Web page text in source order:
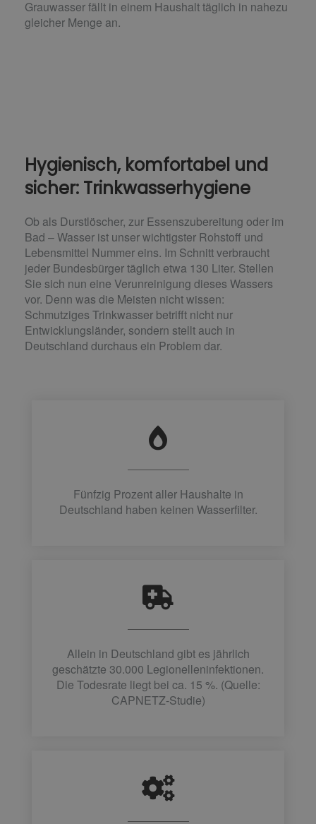
Grauwasser fällt in einem Haushalt täglich in nahezu
gleicher Menge an.
Hygienisch, komfortabel und
sicher: Trinkwasserhygiene
Ob als Durstlöscher, zur Essenszubereitung oder im
Bad – Wasser ist unser wichtigster Rohstoff und
Lebensmittel Nummer eins. Im Schnitt verbraucht
jeder Bundesbürger täglich etwa 130 Liter. Stellen
Sie sich nun eine Verunreinigung dieses Wassers
vor. Denn was die Meisten nicht wissen:
Schmutziges Trinkwasser betrifft nicht nur
Entwicklungsländer, sondern stellt auch in
Deutschland durchaus ein Problem dar.
Fünfzig Prozent aller Haushalte in
Deutschland haben keinen Wasserfilter.
Allein in Deutschland gibt es jährlich
geschätzte 30.000 Legionelleninfektionen.
Die Todesrate liegt bei ca. 15 %. (Quelle:
CAPNETZ-Studie)